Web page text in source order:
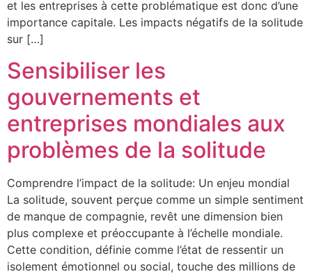
et les entreprises à cette problématique est donc d’une
importance capitale. Les impacts négatifs de la solitude
sur […]
Sensibiliser les
gouvernements et
entreprises mondiales aux
problèmes de la solitude
Comprendre l’impact de la solitude: Un enjeu mondial
La solitude, souvent perçue comme un simple sentiment
de manque de compagnie, revêt une dimension bien
plus complexe et préoccupante à l’échelle mondiale.
Cette condition, définie comme l’état de ressentir un
isolement émotionnel ou social, touche des millions de